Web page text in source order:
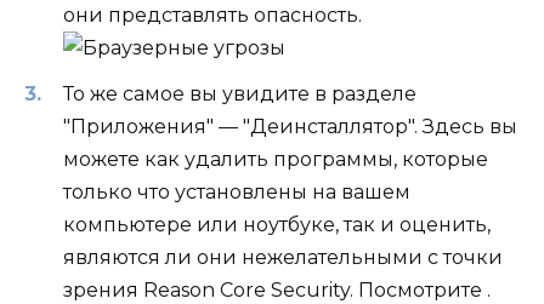
они представлять опасность.
То же самое вы увидите в разделе
"Приложения" — "Деинсталлятор". Здесь вы
можете как удалить программы, которые
только что установлены на вашем
компьютере или ноутбуке, так и оценить,
являются ли они нежелательными с точки
зрения Reason Core Security. Посмотрите .